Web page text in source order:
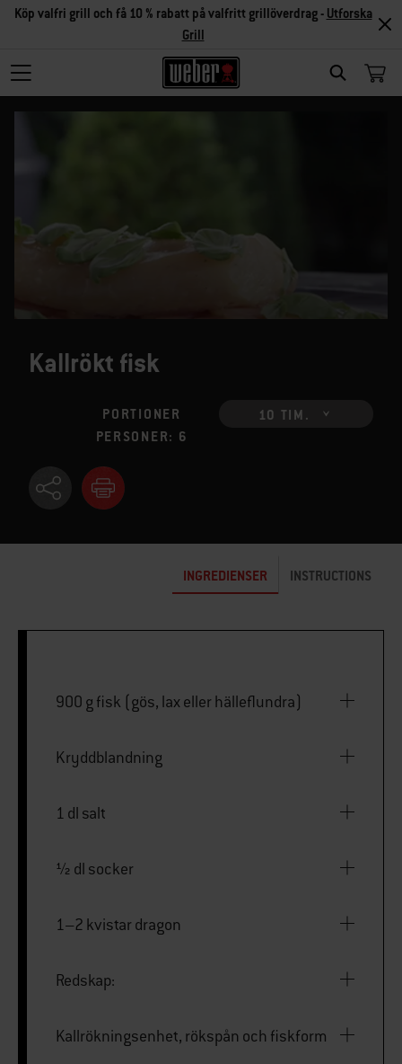
SEARCH
Köp valfri grill och få 10 % rabatt på valfritt grillöverdrag - Utforska
Grill
Kallrökt fisk
PORTIONER
PERSONER: 6
10 TIM.
INGREDIENSER INSTRUCTIONS
900 g fisk (gös, lax eller hälleflundra)
Kryddblandning
1 dl salt
½ dl socker
1–2 kvistar dragon
Redskap:
Kallrökningsenhet, rökspån och fiskform